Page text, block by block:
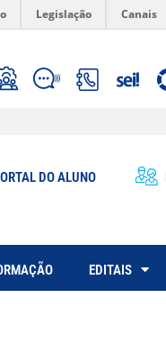
Legislação Canais
DO ALUNO
EDITAIS